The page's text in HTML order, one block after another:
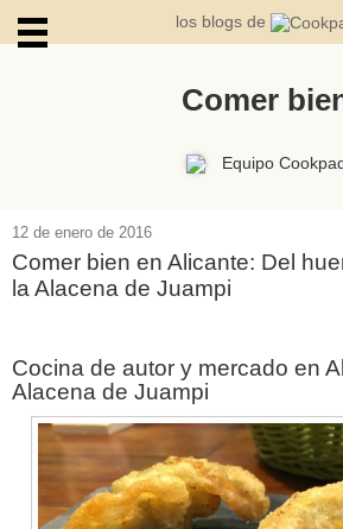
los blogs de
Comer
Equipo
12 de enero de 2016
Comer bien en Alicante: Del
la Alacena de Juampi
Cocina de autor y mercado en
Alacena de Juampi